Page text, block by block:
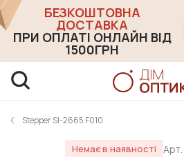
БЕЗКОШТОВНА
ДОСТАВКА
ПРИ ОПЛАТІ ОНЛАЙН ВІД
1500ГРН
Stepper SI-2665 F010
Немає в наявності